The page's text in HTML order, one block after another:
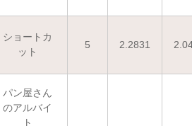
ショートカ
ット
5 2.2831
パン屋さん
のアルバイ
ト